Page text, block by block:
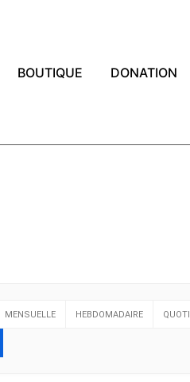
BOUTIQUE DONATION
MENSUELLE HEBDOMADAIRE